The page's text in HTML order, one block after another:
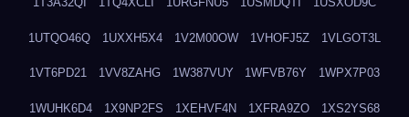
1UTQO46Q 1UXXH5X4 1V2M00OW 1VHOFJ5Z 1VLGOT3L
1VT6PD21 1VV8ZAHG 1W387VUY 1WFVB76Y 1WPX7P03
1WUHK6D4 1X9NP2FS 1XEHVF4N 1XFRA9ZO 1XS2YS68